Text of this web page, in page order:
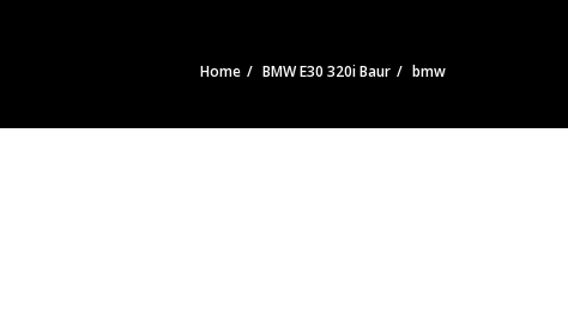
Home BMW E30 320i Baur bmw